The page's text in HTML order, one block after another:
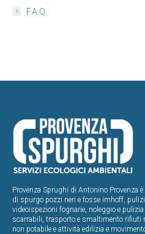
F.A.Q.
Provenza Sprughi di Antonino Provenza
di spurgo pozzi neri e fosse imhoff,
videoispezioni fognarie, noleggio e
scarrabili, trasporto e smaltimento rifiuti
non potabile e attività edilizia e